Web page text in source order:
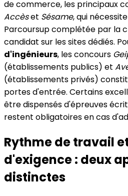
de commerce, les principaux
Accèset Sésame, qui
Parcoursup complétée par la
candidat sur les sites dédiés.
d'ingénieurs, les concours
(établissements publics) et
(établissements privés)
portes d'entrée. Certains
être dispensés d'épreuves
restent obligatoires en cas
Rythme de travail
d'exigence : deux
distinctes